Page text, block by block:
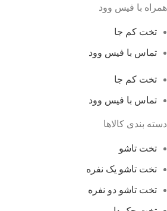
همراه با فیس وود
تخت کم جا
تماس با فیس وود
تخت کم جا
تماس با فیس وود
دسته بندی کالاها
تخت تاشو
تخت تاشو یک نفره
تخت تاشو دو نفره